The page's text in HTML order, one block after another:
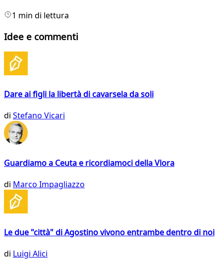
1 min di lettura
Idee e commenti
Dare ai figli la libertà di cavarsela da soli
di Stefano Vicari
Guardiamo a Ceuta e ricordiamoci della Vlora
di Marco Impagliazzo
Le due "città" di Agostino vivono entrambe dentro di noi
di Luigi Alici